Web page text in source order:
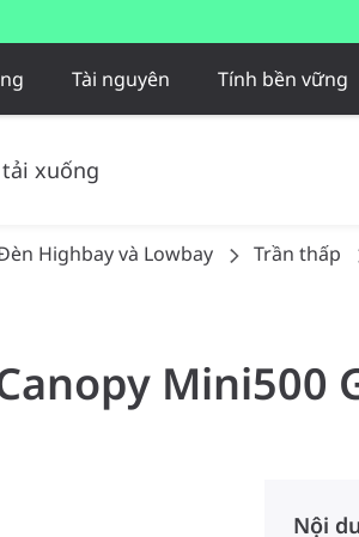
Tài nguyên Tính bền vững
xuống
Highbay và Lowbay​ Trần thấp
Mini500
Nội